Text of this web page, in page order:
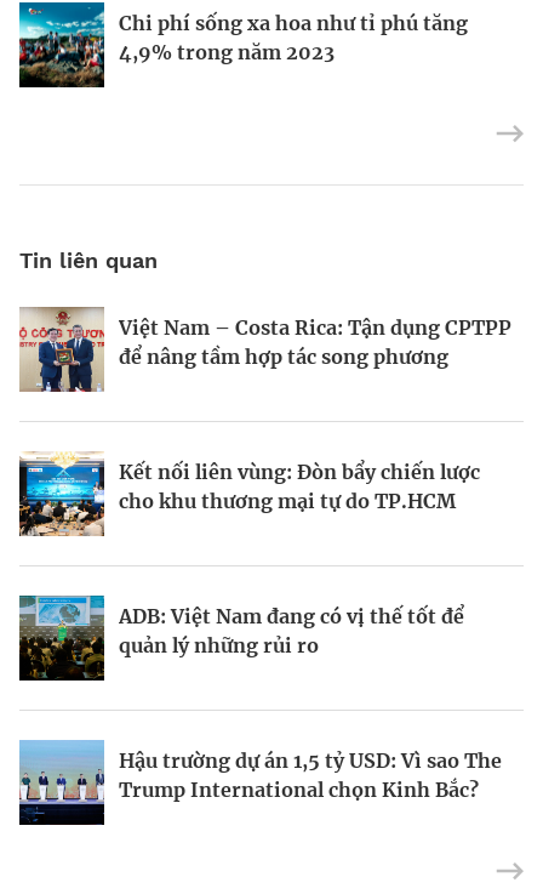
Chi phí sống xa hoa như tỉ phú tăng
4,9% trong năm 2023
Định vị doanh nghiệp Việt trên bản đồ
kinh tế toàn cầu
Mukesh Ambani sắp chuyển giao quyền
điều hành Reliance Industries cho các
Tin liên quan
Việt Nam – Costa Rica: Tận dụng CPTPP
để nâng tầm hợp tác song phương
Kết nối liên vùng: Đòn bẩy chiến lược
cho khu thương mại tự do TP.HCM
ADB: Việt Nam đang có vị thế tốt để
quản lý những rủi ro
Hậu trường dự án 1,5 tỷ USD: Vì sao The
Trump International chọn Kinh Bắc?
Forbes Việt Nam số tháng 4&5.2025:
Mở khóa dòng vốn
Kích hoạt dòng vốn
Khách Hàng Thế Hệ Mới
Forbes Việt Nam số 136: 10 Sự kiện kinh
doanh nổi bật
Forbes Việt Nam số 135: Danh sách 25
công ty dẫn đầu
Góc nhìn về tăng trưởng xuất khẩu của
Việt Nam
Phỏng đoán tương lai
Để không phụ thuộc vào vốn FDI